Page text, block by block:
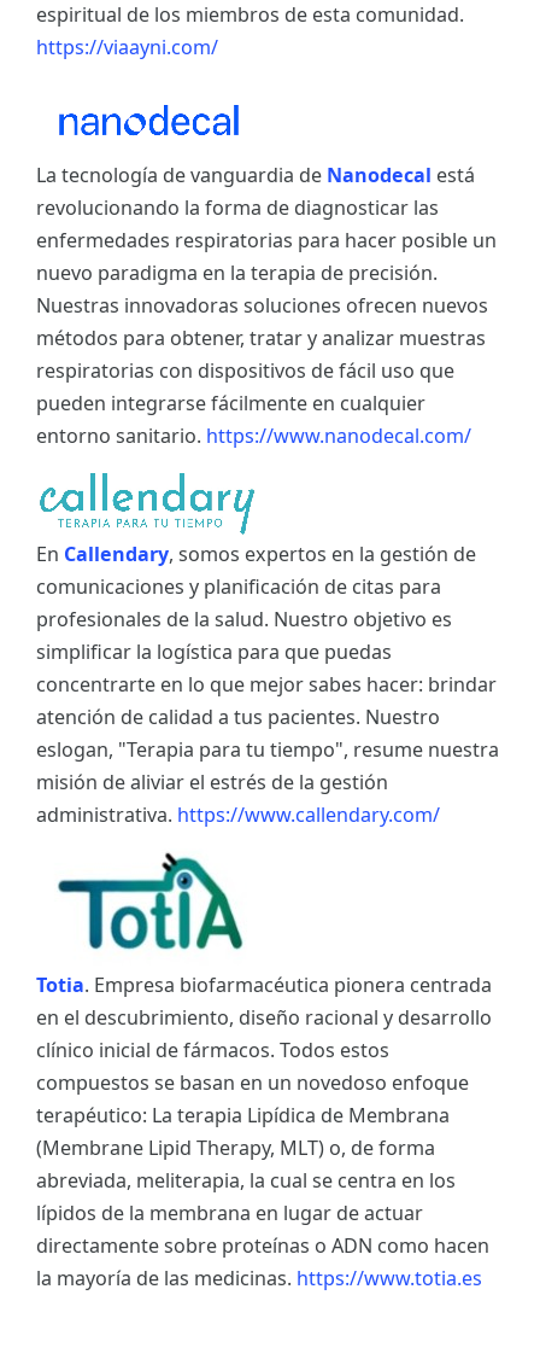
espiritual de los miembros de esta comunidad.
https://viaayni.com/
La tecnología de vanguardia de Nanodecal está
revolucionando la forma de diagnosticar las
enfermedades respiratorias para hacer posible un
nuevo paradigma en la terapia de precisión.
Nuestras innovadoras soluciones ofrecen nuevos
métodos para obtener, tratar y analizar muestras
respiratorias con dispositivos de fácil uso que
pueden integrarse fácilmente en cualquier
entorno sanitario. https://www.nanodecal.com/
En Callendary, somos expertos en la gestión de
comunicaciones y planificación de citas para
profesionales de la salud. Nuestro objetivo es
simplificar la logística para que puedas
concentrarte en lo que mejor sabes hacer: brindar
atención de calidad a tus pacientes. Nuestro
eslogan, "Terapia para tu tiempo", resume nuestra
misión de aliviar el estrés de la gestión
administrativa. https://www.callendary.com/
Totia. Empresa biofarmacéutica pionera centrada
en el descubrimiento, diseño racional y desarrollo
clínico inicial de fármacos. Todos estos
compuestos se basan en un novedoso enfoque
terapéutico: La terapia Lipídica de Membrana
(Membrane Lipid Therapy, MLT) o, de forma
abreviada, meliterapia, la cual se centra en los
lípidos de la membrana en lugar de actuar
directamente sobre proteínas o ADN como hacen
la mayoría de las medicinas. https://www.totia.es